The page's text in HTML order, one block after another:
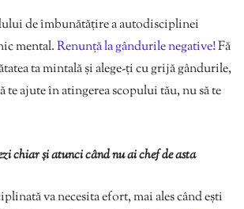
de îmbunătățire a autodisciplinei
mental.Renunță la gândurile negative!Fă
ta mintală și alege-ți cu grijă gândurile,
te ajute în atingerea scopului tău, nu să te
chiar și atunci când nu ai chef de asta
va necesita efort, mai ales când ești